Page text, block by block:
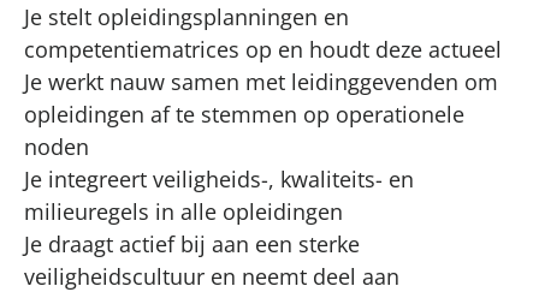
Je stelt opleidingsplanningen en
competentiematrices op en houdt deze actueel
Je werkt nauw samen met leidinggevenden om
opleidingen af te stemmen op operationele
noden
Je integreert veiligheids-, kwaliteits- en
milieuregels in alle opleidingen
Je draagt actief bij aan een sterke
veiligheidscultuur en neemt deel aan